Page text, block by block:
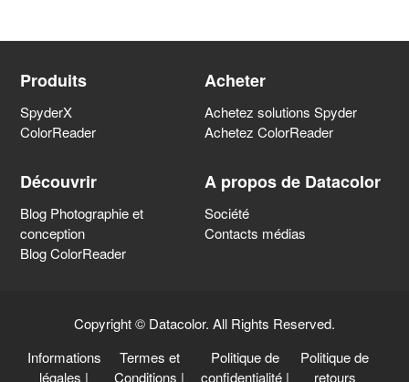
Spyder capture d'image
Informations sur le thème de la gestion des couleurs
Datacolor LightColor Meter
Produits
SpyderX
ColorReader
Acheter
Achetez solutions Spyder
Achetez ColorReader
Découvrir
Blog Photographie et
conception
Blog ColorReader
A propos de Datacolor
Société
Contacts médias
Copyright © Datacolor. All Rights Reserved.
Informations
légales |
Termes et
Conditions |
Politique de
confidentialité |
Politique de
retours